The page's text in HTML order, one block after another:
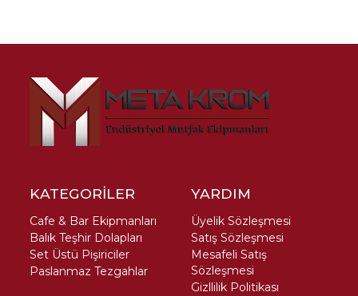
KATEGORİLER
Cafe & Bar Ekipmanları
Balık Teşhir Dolapları
Set Üstü Pişiriciler
Paslanmaz Tezgahlar
YARDIM
Üyelik Sözleşmesi
Satış Sözleşmesi
Mesafeli Satış
Sözleşmesi
Gizllilik Politikası